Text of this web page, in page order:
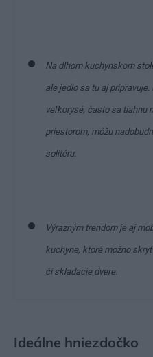
Na dlhom kuchynskom
ale jedlo sa tu aj
veľkorysé, často sa tiahnu
priestorom, môžu
solitéru.
Výrazným trendom je aj
kuchyne, ktoré možno
či skladacie dvere.
Ideálne hniezdočko